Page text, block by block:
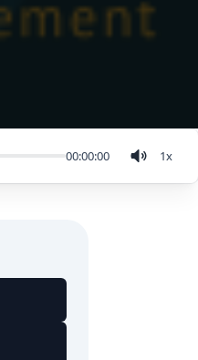
00:00:00 1x